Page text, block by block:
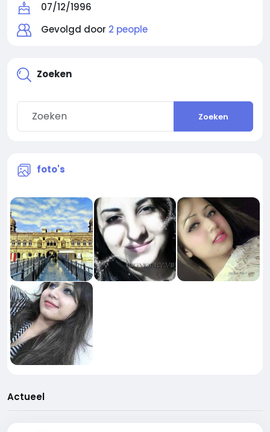
07/12/1996
Gevolgd door 2 people
Zoeken
Zoeken
foto's
Actueel